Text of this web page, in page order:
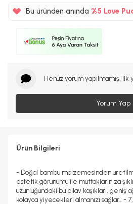
Bu üründen anında %5
%5
Love
Henüz yorum yapılmamış, ilk
Yorum Yap
Ürün Bilgileri
- Doğal bambu malzemesinden
estetik görünümü ile mutfaklarınıza
uzunluğundaki bu pilav kaşıkları, geniş
kolayca yiyecekleri almanızı sağlar.; -